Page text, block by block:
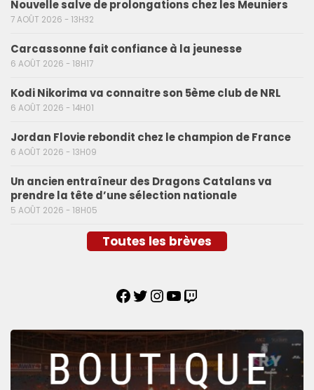
Nouvelle salve de prolongations chez les Meuniers
7 AOÛT 2026 - 13H32
Carcassonne fait confiance à la jeunesse
6 AOÛT 2026 - 18H17
Kodi Nikorima va connaitre son 5ème club de NRL
6 AOÛT 2026 - 14H01
Jordan Flovie rebondit chez le champion de France
6 AOÛT 2026 - 13H09
Un ancien entraîneur des Dragons Catalans va
prendre la tête d’une sélection nationale
5 AOÛT 2026 - 18H05
Toutes les brèves